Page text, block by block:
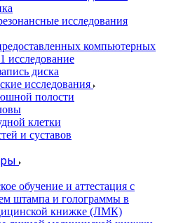
исследования
компьютерных
исследование
диска
исследования
полости
клетки
и суставов
обучение и аттестация с
штампа и голограммы в
книжке (ЛМК)